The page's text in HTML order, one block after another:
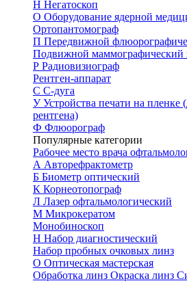
Н Негатоскоп
О Оборудование ядерной
Ортопантомограф
П Передвижной
Подвижной маммографический
Р Радиовизиограф
Рентген-аппарат
С С-дуга
УУстройства печати на пленке
рентгена)
Ф Флюорограф
Популярные категории
Рабочее место врача
А Авторефрактометр
Б Биометр оптический
К Корнеотопограф
Л Лазер офтальмологический
М Микрокератом
Монобиноскоп
Н Набор диагностический
Набор пробных очковых линз
О Оптическая мастерская
Обработка линз Окраска линз